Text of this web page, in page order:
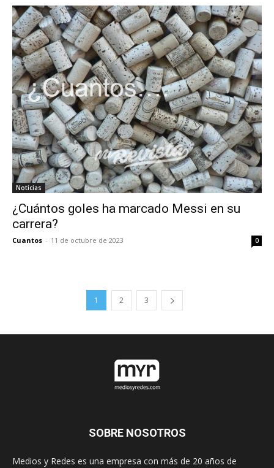
Noticias
¿Cuántos goles ha marcado Messi en su
carrera?
Cuantos - 11 de octubre de 2023 0
1 2 3
SOBRE NOSOTROS
Medios y Redes es una empresa con más de 20 años de